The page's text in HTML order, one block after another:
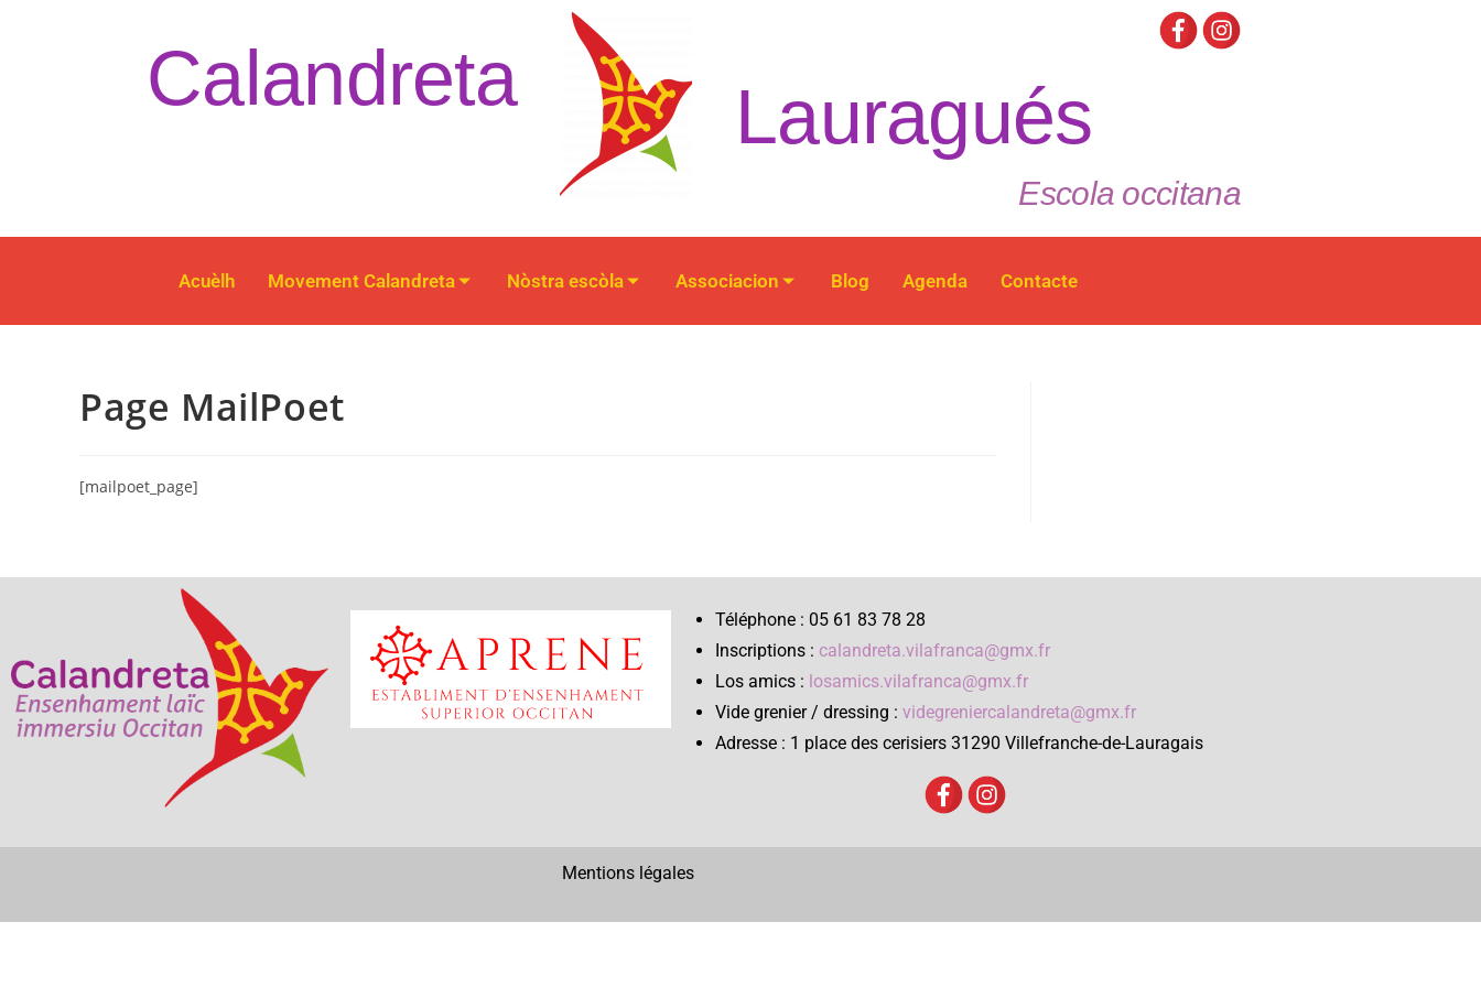
Calandreta Lauragués
Escola occitana
Acuèlh Movement Calandreta Nòstra escòla Associacion Blog Agenda Contacte
Page MailPoet
[mailpoet_page]
Téléphone : 05 61 83 78 28
Inscriptions : calandreta.vilafranca@gmx.fr
Los amics : losamics.vilafranca@gmx.fr
Vide grenier / dressing :videgreniercalandreta@gmx.fr
Adresse : 1 place des cerisiers 31290 Villefranche-de-Lauragais
Mentions légales